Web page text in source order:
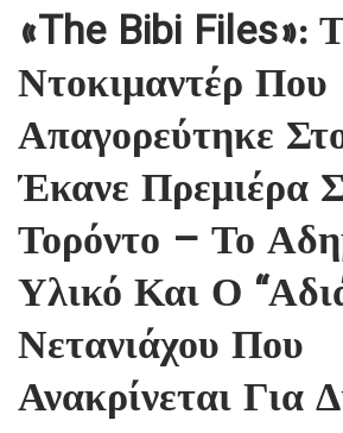
«The Bibi Files»:
Ντοκιμαντέρ Που
Απαγορεύτηκε
Έκανε Πρεμιέρα
Τορόντο – Το
Υλικό Και Ο
Νετανιάχου Που
Ανακρίνεται Για